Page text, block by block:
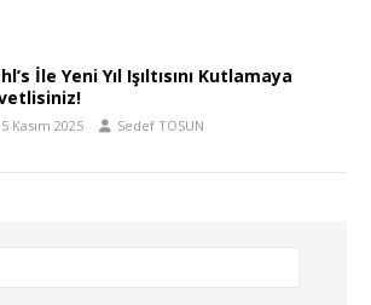
İle Yeni Yıl Işıltısını Kutlamaya
Kasım 2025 Sedef TOSUN